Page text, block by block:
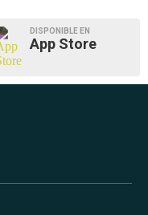
DISPONIBLE EN
App Store